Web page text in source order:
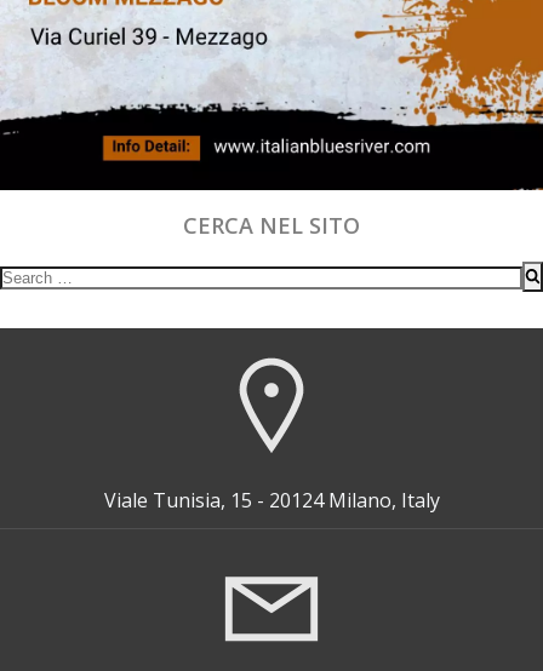
CERCA NEL SITO
Search
Viale Tunisia, 15 - 20124 Milano, Italy